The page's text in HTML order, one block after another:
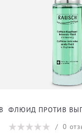
ДЛЯ ВОЛОС
ФЛЮИД ПРОТИВ
/0